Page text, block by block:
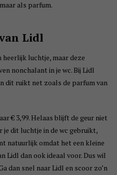
als parfum.
Lidl
heerlijk luchtje, maar deze
nonchalant in je wc. Bij Lidl
dit ruikt net zoals de parfum van
€ 3,99. Helaas blijft de geur niet
je dit luchtje in de wc gebruikt,
natuurlijk omdat het een kleine
Lidl dan ook ideaal voor. Dus wil
dan snel naar Lidl en scoor zo’n